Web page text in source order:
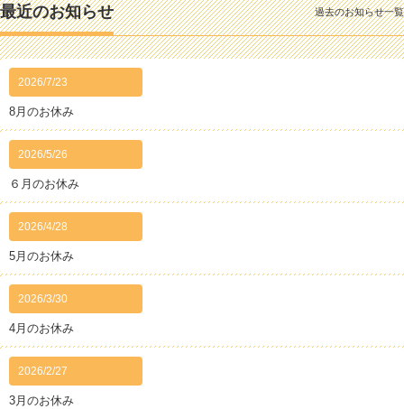
最近のお知らせ
2026/7/23
8月のお休み
2026/5/26
６月のお休み
2026/4/28
5月のお休み
2026/3/30
4月のお休み
2026/2/27
3月のお休み
過去のお知らせ一覧